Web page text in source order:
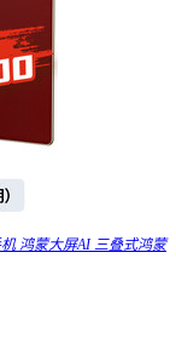
鸿蒙大屏AI 三叠式鸿蒙